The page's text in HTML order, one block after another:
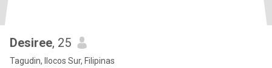
Desiree, 25
Tagudin, Ilocos Sur, Filipinas